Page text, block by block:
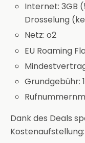
Internet: 3GB
Drosselung
Netz: o2
EU Roaming
Grundgebühr:
Dank des Deals
Kostenaufstellung: